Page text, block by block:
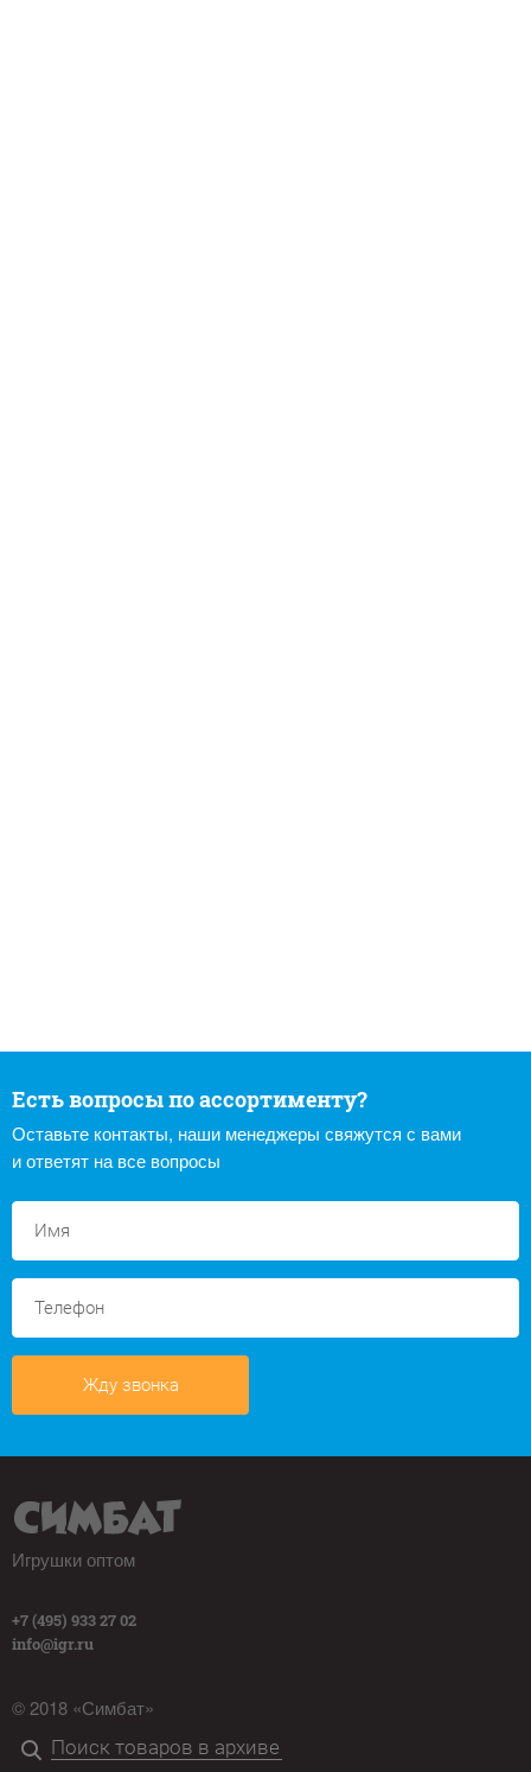
Есть вопросы по ассортименту?
Оставьте контакты, наши менеджеры свяжутся с вами
и ответят на все вопросы
Жду звонка
Игрушки оптом
+7 (495) 933 27 02
info@igr.ru
© 2018 «Симбат»